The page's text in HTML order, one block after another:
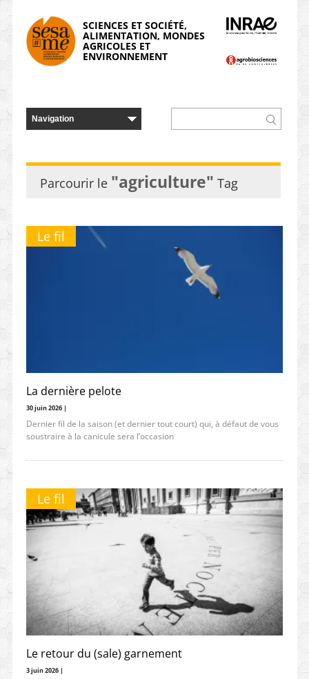
SCIENCES ET SOCIÉTÉ,
ALIMENTATION, MONDES
AGRICOLES ET
ENVIRONNEMENT
Parcourir le "agriculture" Tag
Le fil
La dernière pelote
30 juin 2026 |
Dernier fil de la saison (et dernier tout court) qui, à défaut de vous
soustraire à la canicule sera l’occasion
Le fil
Le retour du (sale) garnement
3 juin 2026 |